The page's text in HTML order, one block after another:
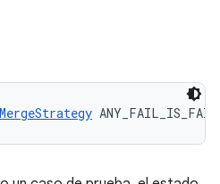
MergeStrategy ANY_FAIL_IS_FAIL